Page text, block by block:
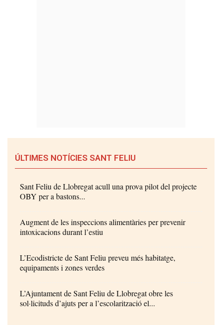
ÚLTIMES NOTÍCIES SANT FELIU
Sant Feliu de Llobregat acull una prova pilot del projecte
OBY per a bastons...
Augment de les inspeccions alimentàries per prevenir
intoxicacions durant l’estiu
L’Ecodistricte de Sant Feliu preveu més habitatge,
equipaments i zones verdes
L’Ajuntament de Sant Feliu de Llobregat obre les
sol·licituds d’ajuts per a l’escolarització el...